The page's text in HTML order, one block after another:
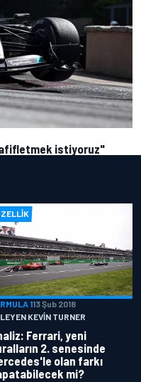
istiyoruz"
113 Şub 2018
KEVIN TURNER
Ferrari, yeni
2. senesinde
olan farkı
mi?